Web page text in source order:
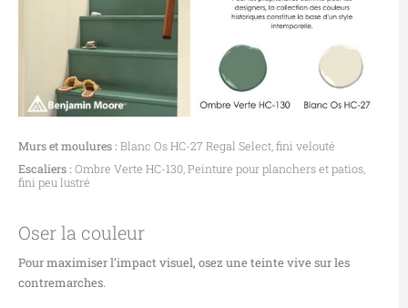
Murs et moulures : Blanc Os HC-27Regal Select, fini velouté
Escaliers : Ombre Verte HC-130, Peinture pour planchers et patios,
fini peu lustré
Oser la couleur
Pour maximiser l’impact visuel, osez une teinte vive sur les
contremarches.